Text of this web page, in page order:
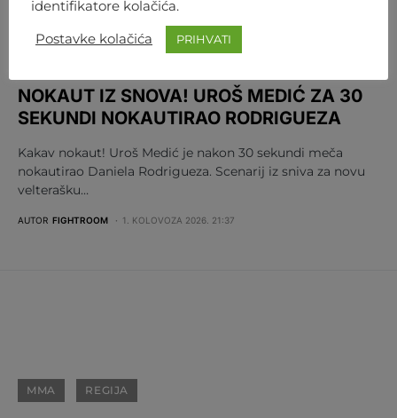
NOKAUT IZ SNOVA! UROŠ MEDIĆ ZA 30
SEKUNDI NOKAUTIRAO RODRIGUEZA
Kakav nokaut! Uroš Medić je nakon 30 sekundi meča
nokautirao Daniela Rodrigueza. Scenarij iz sniva za novu
velterašku…
AUTOR FIGHTROOM 1. KOLOVOZA 2026. 21:37
MMA REGIJA
identifikatore kolačića.
Postavke kolačića PRIHVATI